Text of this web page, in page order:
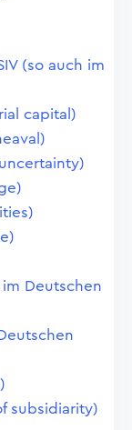
(so auch im
capital)
Deutschen
subsidiarity)